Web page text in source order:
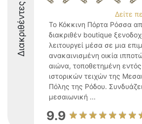
Διακριθέντες
Δείτε
Το Κόκκινη Πόρτα Ρόσσα
διακριθέν boutique
λειτουργεί μέσα σε μια
ανακαινισμένη οικία
αιώνα, τοποθετημένη
ιστορικών τειχών της
Πόλης της Ρόδου.
μεσαιωνική ...
9.9